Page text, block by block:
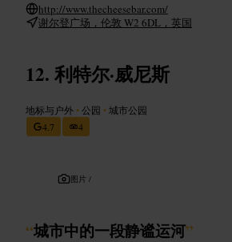
http://www.thecheesebar.com/
谢尔登广场，伦敦 W2 6DL，英国
利特尔·威尼斯
地标与户外 •公园 •城市公园
4.7
4
图片 /
“城市中的一段静谧运河”